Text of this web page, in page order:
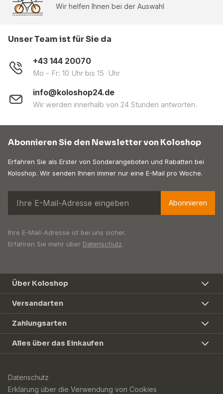
Wir helfen Ihnen bei der Auswahl
Unser Team ist für Sie da
+43 144 20070
Mo - Fr: 10 Uhr bis 15 Uhr
info@koloshop24.de
Wir werden innerhalb von 24 Stunden antworten.
Abonnieren Sie den Newsletter von Koloshop
Erfahren Sie als Erster von Sonderangeboten und Rabatten bei
Koloshop. Wir senden Ihnen immer nur eine E-Mail pro Woche.
Abonnieren
Ihre E-Mail-Adresse ist bei uns sicher.
Erfahren Sie mehr über Datenschutz.
Über Koloshop
Versandarten
Zahlungsarten
Alles über das Einkaufen
Datenschutz
Erklärung über die Verwendung von Cookies